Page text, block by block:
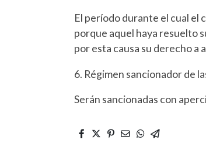
El período durante el cual el
porque aquel haya resuelto
por esta causa su derecho a
6. Régimen sancionador de
Serán sancionadas con